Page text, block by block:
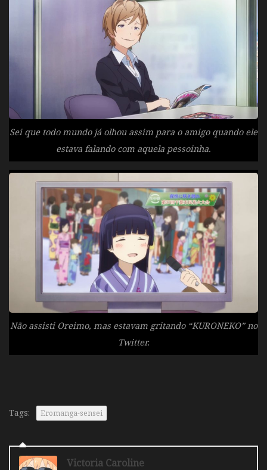
Sei que todo mundo já olhou assim para o amigo quando ele
estava falando com aquela pessoinha.
Não assisti Oreimo, mas estavam gritando “KURONEKO” no
Twitter.
Tags: Eromanga-sensei
Victoria Caroline